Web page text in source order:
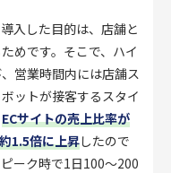
入した目的は、店舗と
めです。そこで、ハイ
営業時間内には店舗ス
ットが接客するスタイ
ECサイトの売上比率が
1.5倍に上昇したので
ーク時で1日100～200